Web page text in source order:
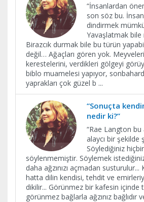
“İnsanlardan
son söz bu.
dindirmek
Yavaşlatmak
Birazcık durmak bile bu türün
değil… Ağaçları gören yok.
kerestelerini, verdikleri gölgeyi
biblo muamelesi yapıyor,
yaprakları çok güzel b ...
“Sonuçta
nedir ki?”
“Rae Langton bu
alaycı bir şekilde
Söylediğiniz
söylenmemiştir. Söylemek
daha ağzınızı açmadan
hatta dilin kendisi, tehdit ve
dikilir... Görünmez bir kafesin içinde
görünmez bağlarla ağzınız bağlıdır